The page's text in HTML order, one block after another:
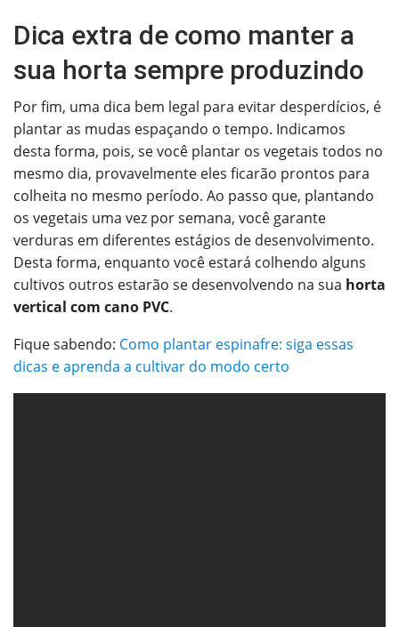
Dica extra de como manter a
sua horta sempre produzindo
Por fim, uma dica bem legal para evitar desperdícios, é
plantar as mudas espaçando o tempo. Indicamos
desta forma, pois, se você plantar os vegetais todos no
mesmo dia, provavelmente eles ficarão prontos para
colheita no mesmo período. Ao passo que, plantando
os vegetais uma vez por semana, você garante
verduras em diferentes estágios de desenvolvimento.
Desta forma, enquanto você estará colhendo alguns
cultivos outros estarão se desenvolvendo na sua horta
vertical com cano PVC.
Fique sabendo: Como plantar espinafre: siga essas
dicas e aprenda a cultivar do modo certo